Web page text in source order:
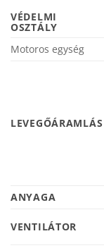
VÉDELMI
OSZTÁLY
Motoros egység
LEVEGŐÁRAMLÁS
ANYAGA
VENTILÁTOR